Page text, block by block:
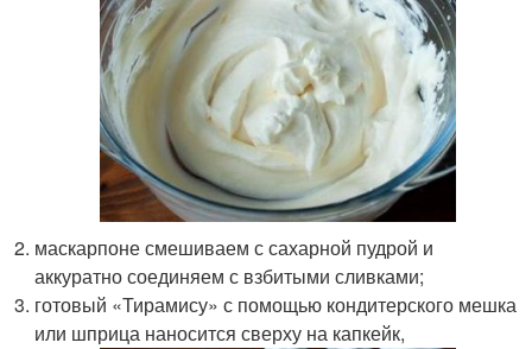
маскарпоне смешиваем с сахарной пудрой и
аккуратно соединяем с взбитыми сливками;
готовый «Тирамису» с помощью кондитерского мешка
или шприца наносится сверху на капкейк,